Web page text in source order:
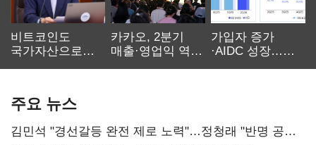
비트코인도
국가자산으로…'
카카오, 2분기
매출·영업익 역대
가입자 증가
·AIDC 성장…
주요 뉴스
김민석 "경선갈등 완전 제로 노력"…정청래 "반명 공세